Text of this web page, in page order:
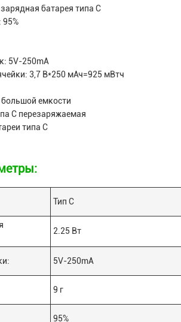
батарея типа С
5V-250mA
3,7 В*250 мАч=925 мВтч
емкости
С перезаряжаемая
типа С
Тип С
2.25 Вт
5V-250mA
9 г
95%